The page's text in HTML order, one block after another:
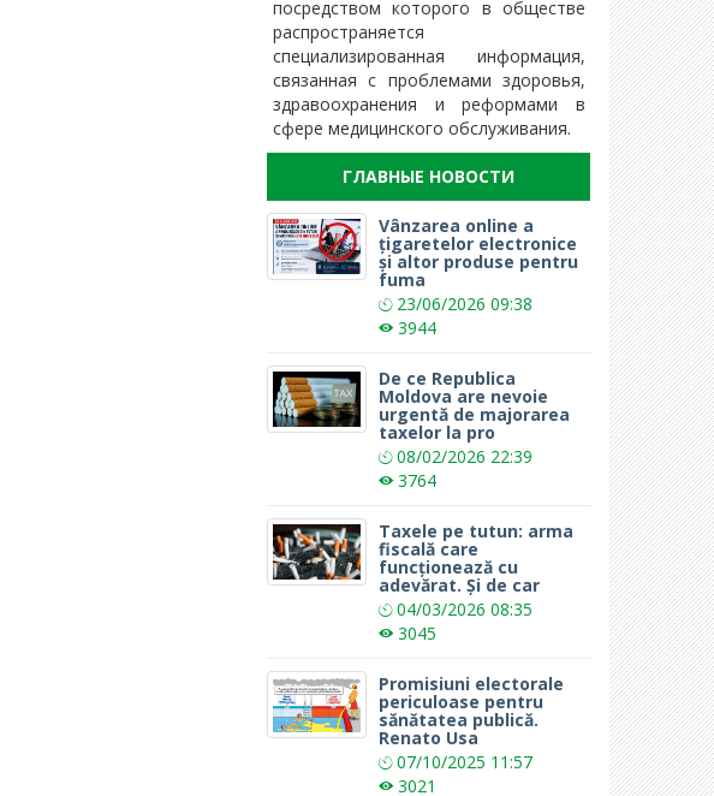
посредством которого в обществе
распространяется
специализированная информация,
связанная с проблемами здоровья,
здравоохранения и реформами в
сфере медицинского обслуживания.
ГЛАВНЫЕ НОВОСТИ
Vânzarea online a
țigaretelor electronice
și altor produse pentru
fuma
23/06/2026 09:38
3944
De ce Republica
Moldova are nevoie
urgentă de majorarea
taxelor la pro
08/02/2026 22:39
3764
Taxele pe tutun: arma
fiscală care
funcționează cu
adevărat. Și de car
04/03/2026 08:35
3045
Promisiuni electorale
periculoase pentru
sănătatea publică.
Renato Usa
07/10/2025 11:57
3021